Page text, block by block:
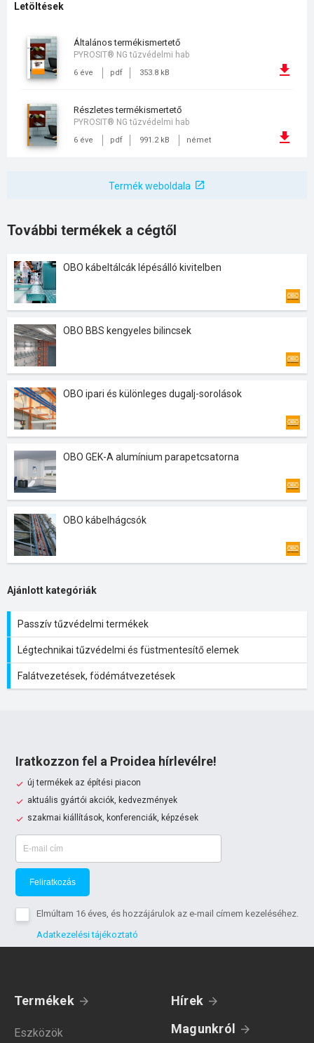
Letöltések
általános termékismertető
6 éve pdf 353.8 kB
PYROSIT® NG tűzvédelmi hab
részletes termékismertető
6 éve pdf 991.2 kB német
PYROSIT® NG tűzvédelmi hab
Termék weboldala
További termékek a cégtől
OBO kábeltálcák lépésálló kivitelben
OBO BBS kengyeles bilincsek
OBO ipari és különleges dugalj-sorolások
OBO GEK-A alumínium parapetcsatorna
OBO kábelhágcsók
Ajánlott kategóriák
Passzív tűzvédelmi termékek
Légtechnikai tűzvédelmi és füstmentesítő elemek
Falátvezetések, födémátvezetések
Iratkozzon fel a Proidea hírlevélre!
új termékek az építési piacon
aktuális gyártói akciók, kedvezmények
szakmai kiállítások, konferenciák, képzések
Feliratkozás
Elmúltam 16 éves, és hozzájárulok az e-mail címem kezeléséhez.
Adatkezelési tájékoztató
Termékek
Eszközök
Hírek
Magunkról